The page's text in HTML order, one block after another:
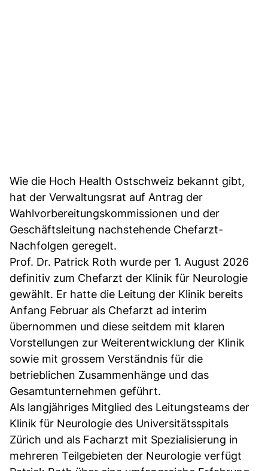
Wie die Hoch Health Ostschweiz bekannt gibt,
hat der Verwaltungsrat auf Antrag der
Wahlvorbereitungskommissionen und der
Geschäftsleitung nachstehende Chefarzt-
Nachfolgen geregelt.
Prof. Dr. Patrick Roth wurde per 1. August 2026
definitiv zum Chefarzt der Klinik für Neurologie
gewählt. Er hatte die Leitung der Klinik bereits
Anfang Februar als Chefarzt ad interim
übernommen und diese seitdem mit klaren
Vorstellungen zur Weiterentwicklung der Klinik
sowie mit grossem Verständnis für die
betrieblichen Zusammenhänge und das
Gesamtunternehmen geführt.
Als langjähriges Mitglied des Leitungsteams der
Klinik für Neurologie des Universitätsspitals
Zürich und als Facharzt mit Spezialisierung in
mehreren Teilgebieten der Neurologie verfügt